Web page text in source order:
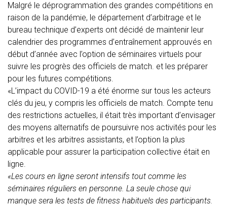
Malgré le déprogrammation des grandes compétitions en
raison de la pandémie, le département d’arbitrage et le
bureau technique d’experts ont décidé de maintenir leur
calendrier des programmes d’entraînement approuvés en
début d’année avec l’option de séminaires virtuels pour
suivre les progrès des officiels de match. et les préparer
pour les futures compétitions.
«L’impact du COVID-19 a été énorme sur tous les acteurs
clés du jeu, y compris les officiels de match. Compte tenu
des restrictions actuelles, il était très important d’envisager
des moyens alternatifs de poursuivre nos activités pour les
arbitres et les arbitres assistants, et l’option la plus
applicable pour assurer la participation collective était en
ligne.
«Les cours en ligne seront intensifs tout comme les
séminaires réguliers en personne. La seule chose qui
manque sera les tests de fitness habituels des participants.